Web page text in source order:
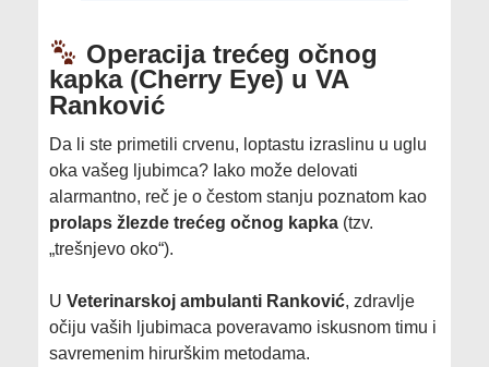
Operacija trećeg očnog
kapka (Cherry Eye) u VA
Ranković
​Da li ste primetili crvenu, loptastu izraslinu u uglu
oka vašeg ljubimca? Iako može delovati
alarmantno, reč je o čestom stanju poznatom kao
prolaps žlezde trećeg očnog kapka(tzv.
„trešnjevo oko“).
​U Veterinarskoj ambulanti Ranković, zdravlje
očiju vaših ljubimaca poveravamo iskusnom timu i
savremenim hirurškim metodama.